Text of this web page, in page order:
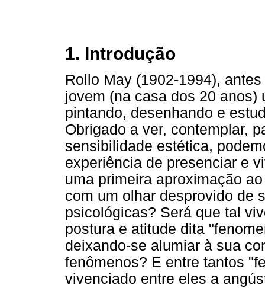
1. Introdução
Rollo May (1902-1994),
jovem (na casa dos 20 anos)
pintando, desenhando e
Obrigado a ver, contemplar,
sensibilidade estética,
experiência de presenciar e
uma primeira aproximação
com um olhar desprovido de
psicológicas? Será que tal
postura e atitude dita
deixando-se alumiar à sua
fenômenos? E entre tantos
vivenciado entre eles a